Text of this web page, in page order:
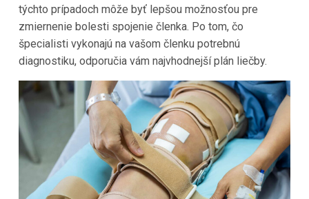
týchto prípadoch môže byť lepšou možnosťou pre
zmiernenie bolesti spojenie členka. Po tom, čo
špecialisti vykonajú na vašom členku potrebnú
diagnostiku, odporučia vám najvhodnejší plán liečby.